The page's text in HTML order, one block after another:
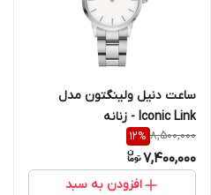
ساعت دنیل ولینگتون مدل
Iconic Link - زنانه
8,500,000
12%
7,400,000
افزودن به سبد